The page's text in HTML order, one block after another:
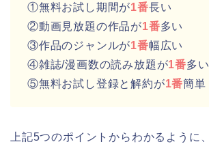
①無料お試し期間が1番長い
②動画見放題の作品が1番多い
③作品のジャンルが1番幅広い
④雑誌/漫画数の読み放題が1番多い
⑤無料お試し登録と解約が1番簡単
上記5つのポイントからわかるように、